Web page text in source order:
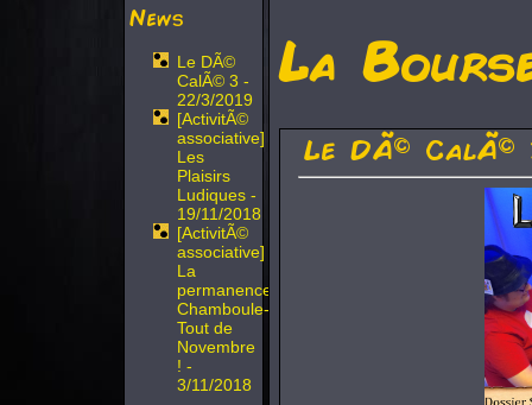
News
Le DÃ©
CalÃ© 3 -
22/3/2019
[ActivitÃ©
associative]
Les
Plaisirs
Ludiques -
19/11/2018
[ActivitÃ©
associative]
La
permanence
Chamboule-
Tout de
Novembre
! -
3/11/2018
La
Le DÃ© CalÃ©